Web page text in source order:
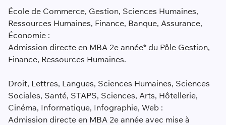
École de Commerce, Gestion, Sciences Humaines,
Ressources Humaines, Finance, Banque, Assurance,
Économie :
Admission directe en MBA 2e année* du Pôle Gestion,
Finance, Ressources Humaines.
Droit, Lettres, Langues, Sciences Humaines, Sciences
Sociales, Santé, STAPS, Sciences, Arts, Hôtellerie,
Cinéma, Informatique, Infographie, Web :
Admission directe en MBA 2e année avec mise à